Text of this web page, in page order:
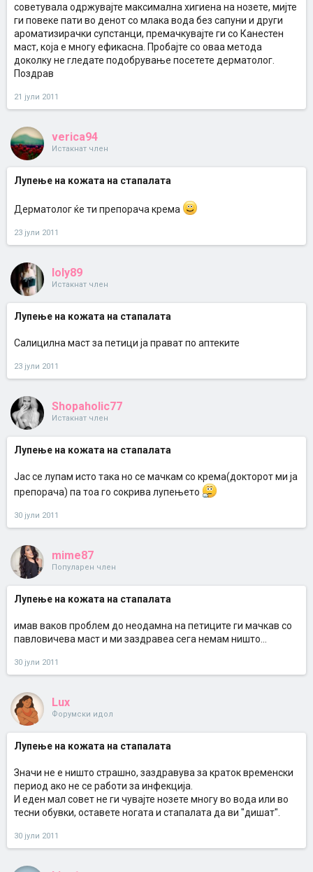
советувала одржувајте максимална хигиена на нозете, мијте
ги повеке пати во денот со млака вода без сапуни и други
ароматизирачки супстанци, премачкувајте ги со Канестен
маст, која е многу ефикасна. Пробајте со оваа метода
доколку не гледате подобрување посетете дерматолог.
Поздрав
21 јули 2011
verica94
Истакнат член
Лупење на кожата на стапалата
Дерматолог ќе ти препорача крема
23 јули 2011
loly89
Истакнат член
Лупење на кожата на стапалата
Салицилна маст за петици ја прават по аптеките
23 јули 2011
Shopaholic77
Истакнат член
Лупење на кожата на стапалата
Јас се лупам исто така но се мачкам со крема(докторот ми ја
препорача) па тоа го сокрива лупењето
30 јули 2011
mime87
Популарен член
Лупење на кожата на стапалата
имав ваков проблем до неодамна на петиците ги мачкав со
павловичева маст и ми заздравеа сега немам ништо...
30 јули 2011
Lux
Форумски идол
Лупење на кожата на стапалата
Значи не е ништо страшно, заздравува за краток временски
период ако не се работи за инфекција.
И еден мал совет не ги чувајте нозете многу во вода или во
тесни обувки, оставете ногата и стапалата да ви "дишат".
30 јули 2011